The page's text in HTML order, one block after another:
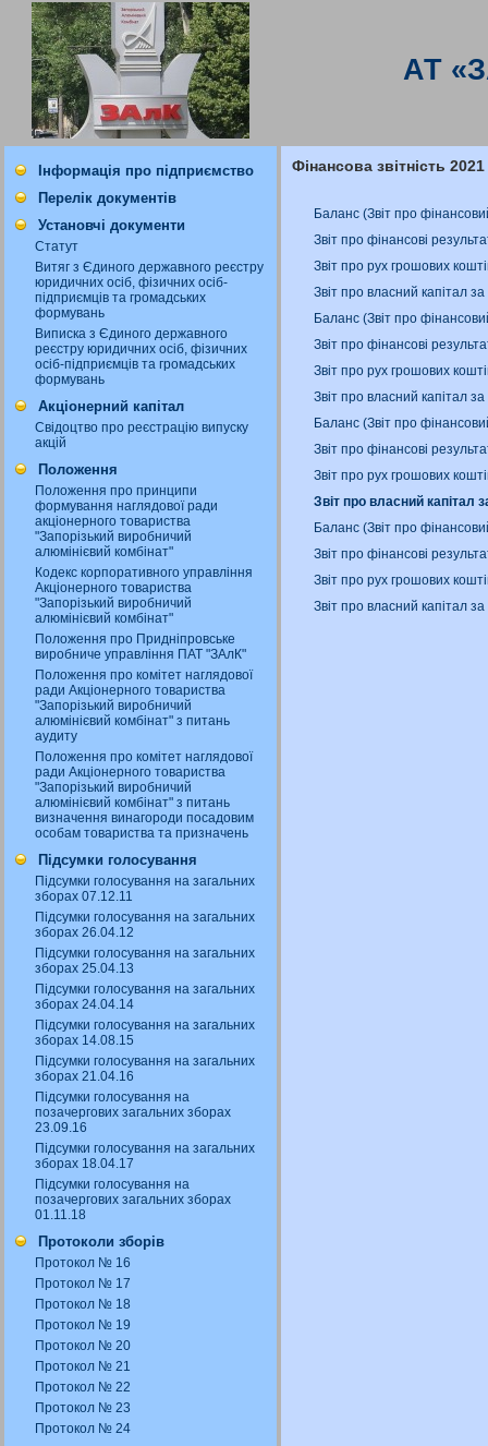
АТ
Інформація про підприємство
Перелік документів
Установчі документи
Статут
Витяг з Єдиного державного реєстру
юридичних осіб, фізичних осіб-
підприємців та громадських
формувань
Виписка з Єдиного державного
реєстру юридичних осіб, фізичних
осіб-підприємців та громадських
формувань
Акціонерний капітал
Свідоцтво про реєстрацію випуску
акцій
Положення
Положення про принципи
формування наглядової ради
акціонерного товариства
"Запорізький виробничий
алюмінієвий комбінат"
Кодекс корпоративного управління
Акціонерного товариства
"Запорізький виробничий
алюмінієвий комбінат"
Положення про Придніпровське
виробниче управління ПАТ "ЗАлК"
Положення про комітет наглядової
ради Акціонерного товариства
"Запорізький виробничий
алюмінієвий комбінат" з питань
аудиту
Положення про комітет наглядової
ради Акціонерного товариства
"Запорізький виробничий
алюмінієвий комбінат" з питань
визначення винагороди посадовим
особам товариства та призначень
Підсумки голосування
Підсумки голосування на загальних
зборах 07.12.11
Підсумки голосування на загальних
зборах 26.04.12
Підсумки голосування на загальних
зборах 25.04.13
Підсумки голосування на загальних
зборах 24.04.14
Підсумки голосування на загальних
зборах 14.08.15
Підсумки голосування на загальних
зборах 21.04.16
Підсумки голосування на
позачергових загальних зборах
23.09.16
Підсумки голосування на загальних
зборах 18.04.17
Підсумки голосування на
позачергових загальних зборах
01.11.18
Протоколи зборів
Протокол № 16
Протокол № 17
Протокол № 18
Протокол № 19
Протокол № 20
Протокол № 21
Протокол № 22
Протокол № 23
Протокол № 24
Фінансова звітність 2021
Баланс (Звіт про
Звіт про фінансові
Звіт про рух грошових
Звіт про власний капітал
Баланс (Звіт про
Звіт про фінансові
Звіт про рух грошових
Звіт про власний капітал
Баланс (Звіт про
Звіт про фінансові
Звіт про рух грошових
Звіт про власний капітал
Баланс (Звіт про
Звіт про фінансові
Звіт про рух грошових
Звіт про власний капітал